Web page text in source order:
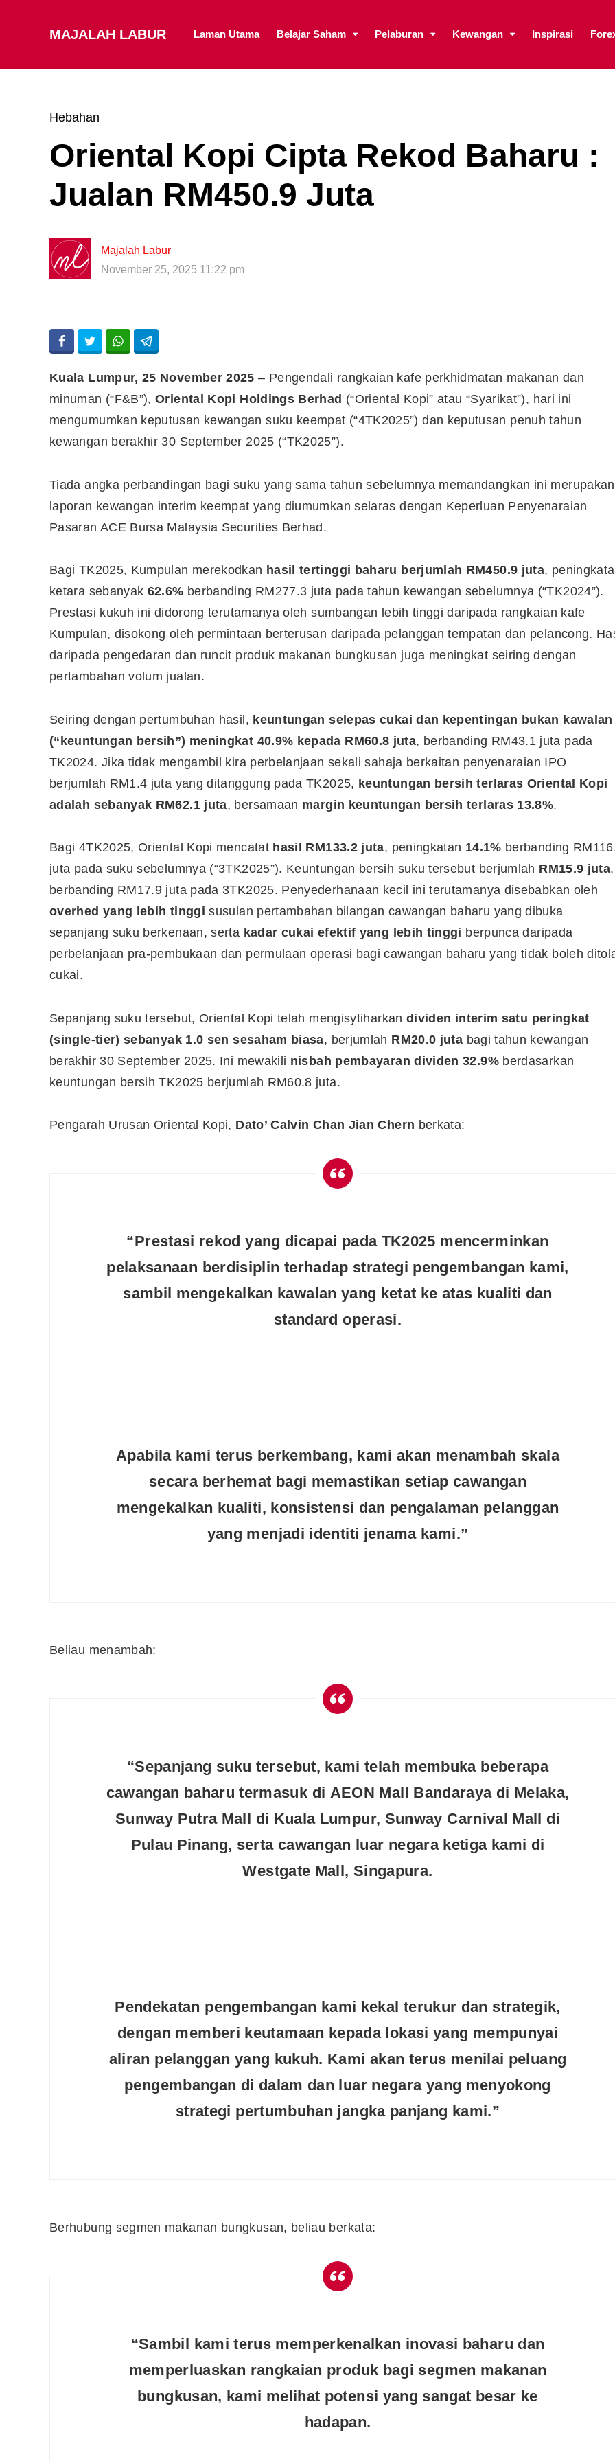
MAJALAH LABUR Laman Utama Belajar Saham Pelaburan Kewangan Inspirasi
Hebahan
Oriental Kopi Cipta Rekod Baharu :
Jualan RM450.9 Juta
Majalah Labur
November 25, 2025 11:22 pm
Kuala Lumpur, 25 November 2025 – Pengendali rangkaian kafe perkhidmatan makanan dan
minuman (“F&B”),Oriental Kopi Holdings Berhad (“Oriental Kopi” atau “Syarikat”), hari ini
mengumumkan keputusan kewangan suku keempat (“4TK2025”) dan keputusan penuh tahun
kewangan berakhir 30 September 2025 (“TK2025”).
Tiada angka perbandingan bagi suku yang sama tahun sebelumnya memandangkan ini merupakan
laporan kewangan interim keempat yang diumumkan selaras dengan Keperluan Penyenaraian
Pasaran ACE Bursa Malaysia Securities Berhad.
Bagi TK2025, Kumpulan merekodkan hasil tertinggi baharu berjumlah RM450.9 juta,
ketara sebanyak 62.6% berbanding RM277.3 juta pada tahun kewangan sebelumnya (“TK2024”).
Prestasi kukuh ini didorong terutamanya oleh sumbangan lebih tinggi daripada rangkaian kafe
Kumpulan, disokong oleh permintaan berterusan daripada pelanggan tempatan dan pelancong.
daripada pengedaran dan runcit produk makanan bungkusan juga meningkat seiring dengan
pertambahan volum jualan.
Seiring dengan pertumbuhan hasil, keuntungan selepas cukai dan kepentingan bukan kawalan
(“keuntungan bersih”) meningkat 40.9% kepada RM60.8 juta, berbanding RM43.1 juta pada
TK2024. Jika tidak mengambil kira perbelanjaan sekali sahaja berkaitan penyenaraian IPO
berjumlah RM1.4 juta yang ditanggung pada TK2025, keuntungan bersih terlaras Oriental Kopi
adalah sebanyak RM62.1 juta, bersamaan margin keuntungan bersih terlaras 13.8%.
Bagi 4TK2025, Oriental Kopi mencatat hasil RM133.2 juta, peningkatan 14.1% berbanding
juta pada suku sebelumnya (“3TK2025”). Keuntungan bersih suku tersebut berjumlah RM15.9 juta,
berbanding RM17.9 juta pada 3TK2025. Penyederhanaan kecil ini terutamanya disebabkan oleh
overhed yang lebih tinggi susulan pertambahan bilangan cawangan baharu yang dibuka
sepanjang suku berkenaan, serta kadar cukai efektif yang lebih tinggi berpunca daripada
perbelanjaan pra-pembukaan dan permulaan operasi bagi cawangan baharu yang tidak boleh
cukai.
Sepanjang suku tersebut, Oriental Kopi telah mengisytiharkan dividen interim satu peringkat
(single-tier) sebanyak 1.0 sen sesaham biasa, berjumlah RM20.0 juta bagi tahun kewangan
berakhir 30 September 2025. Ini mewakili nisbah pembayaran dividen 32.9%berdasarkan
keuntungan bersih TK2025 berjumlah RM60.8 juta.
Pengarah Urusan Oriental Kopi, Dato’ Calvin Chan Jian Chern berkata:
“Prestasi rekod yang dicapai pada TK2025 mencerminkan
pelaksanaan berdisiplin terhadap strategi pengembangan kami,
sambil mengekalkan kawalan yang ketat ke atas kualiti dan
standard operasi.
Apabila kami terus berkembang, kami akan menambah skala
secara berhemat bagi memastikan setiap cawangan
mengekalkan kualiti, konsistensi dan pengalaman pelanggan
yang menjadi identiti jenama kami.”
Beliau menambah:
“Sepanjang suku tersebut, kami telah membuka beberapa
cawangan baharu termasuk di AEON Mall Bandaraya di Melaka,
Sunway Putra Mall di Kuala Lumpur, Sunway Carnival Mall di
Pulau Pinang, serta cawangan luar negara ketiga kami di
Westgate Mall, Singapura.
Pendekatan pengembangan kami kekal terukur dan strategik,
dengan memberi keutamaan kepada lokasi yang mempunyai
aliran pelanggan yang kukuh. Kami akan terus menilai peluang
pengembangan di dalam dan luar negara yang menyokong
strategi pertumbuhan jangka panjang kami.”
Berhubung segmen makanan bungkusan, beliau berkata:
“Sambil kami terus memperkenalkan inovasi baharu dan
memperluaskan rangkaian produk bagi segmen makanan
bungkusan, kami melihat potensi yang sangat besar ke
hadapan.
Editor Picks
Perlu Tahu Tentang Pelaburan
Saham di Bursa Malaysia
(CDS) Maybank